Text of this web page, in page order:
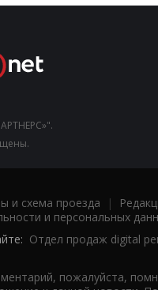
и схема проезда |
и персональных
Отдел продаж digital
пожалуйста,